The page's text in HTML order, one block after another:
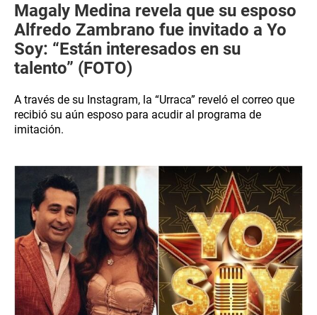
Magaly Medina revela que su esposo
Alfredo Zambrano fue invitado a Yo
Soy: “Están interesados en su
talento” (FOTO)
A través de su Instagram, la “Urraca” reveló el correo que
recibió su aún esposo para acudir al programa de
imitación.